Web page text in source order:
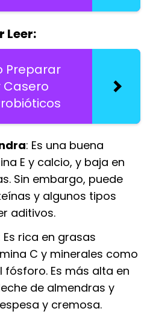
Leer:
Preparar
Casero
: Es una buena
E y calcio, y baja en
Sin embargo, puede
y algunos tipos
aditivos.
Es rica en grasas
C y minerales como
fósforo. Es más alta en
de almendras y
y cremosa.